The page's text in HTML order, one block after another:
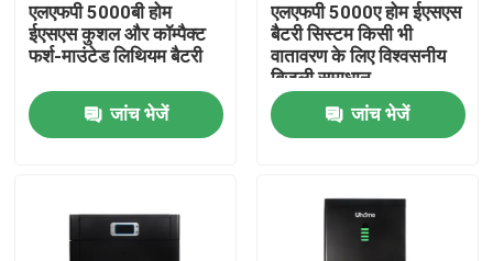
कारखाना भ्रमण
गुणवत्ता नियंत्रण
एक उद्धरण की विनती करे
एलएफपी 5000बी होम
ईएसएस कुशल और कॉम्पैक्ट
फर्श-माउंटेड लिथियम बैटरी
जांच भेजें
एलएफपी 5000ए होम ईएसएस
बैटरी सिस्टम किसी भी
वातावरण के लिए विश्वसनीय
बिजली समाधान
जांच भेजें